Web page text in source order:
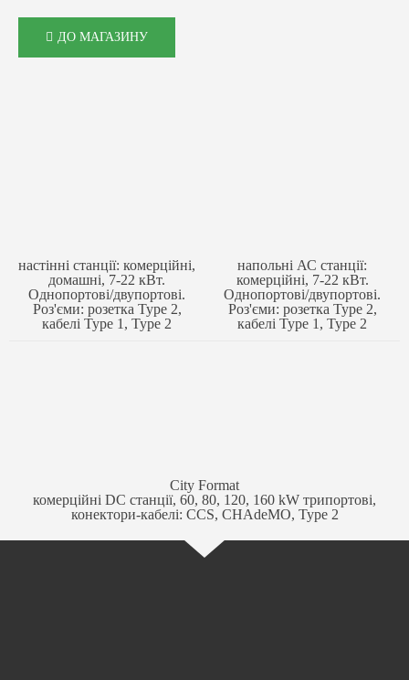
ДО МАГАЗИНУ
настінні станції: комерційні,
домашні, 7-22 кВт.
Однопортові/двупортові.
Роз'єми: розетка Type 2,
кабелі Type 1, Type 2
напольні АС станції:
комерційні, 7-22 кВт.
Однопортові/двупортові.
Роз'єми: розетка Type 2,
кабелі Type 1, Type 2
City Format
комерційні DC станції, 60, 80, 120, 160 kW трипортові,
конектори-кабелі: CCS, CHAdeMO, Type 2